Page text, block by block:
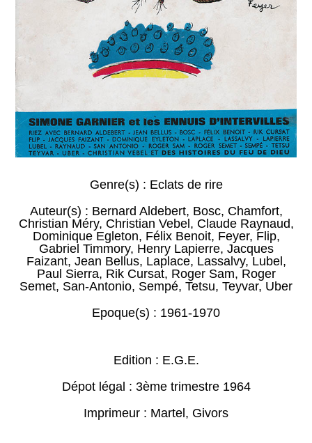
Genre(s) : Eclats de rire
Auteur(s) : Bernard Aldebert, Bosc, Chamfort,
Christian Méry, Christian Vebel, Claude Raynaud,
Dominique Egleton, Félix Benoit, Feyer, Flip,
Gabriel Timmory, Henry Lapierre, Jacques
Faizant, Jean Bellus, Laplace, Lassalvy, Lubel,
Paul Sierra, Rik Cursat, Roger Sam, Roger
Semet, San-Antonio, Sempé, Tetsu, Teyvar, Uber
Epoque(s) : 1961-1970
Edition : E.G.E.
Dépot légal : 3ème trimestre 1964
Imprimeur : Martel, Givors